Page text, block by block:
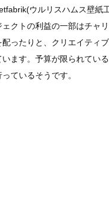
ウルリスハムス壁紙
クトの利益の一部はチャ
ったりと、クリエイティ
ます。予算が限られてい
ているそうです。